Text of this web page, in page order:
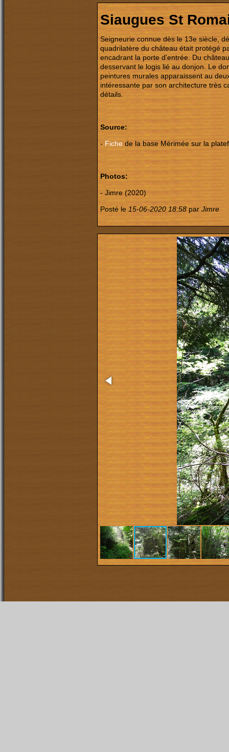
Siaugues St
Seigneurie connue dès le 13e siècle,
quadrilatère du château était protégé
encadrant la porte d'entrée. Du
desservant le logis lié au donjon. Le
peintures murales apparaissent au
intéressante par son architecture très
détails.
Source:
- Fiche de la base Mérimée sur la
Photos:
- Jimre (2020)
Posté le 15-06-2020 18:58 par Jimre